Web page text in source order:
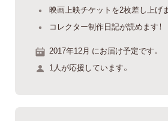
映画上映チケットを2枚差し上げ
コレクター制作日記が読めます！
2017年12月 にお届け予定です。
1人が応援しています。